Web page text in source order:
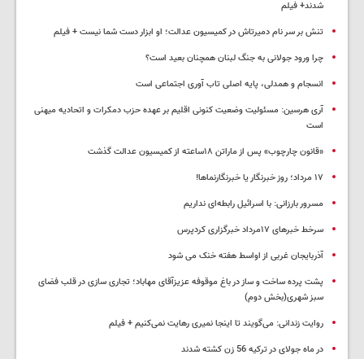
شدند+ فیلم
تنش بر سر نام دمیرتاش در کمیسیون عدالت؛ او ابزار دست شما نیست + فیلم
چرا ورود جولانی به جنگ لبنان همچنان بعید است؟
انسجام و همدلی، پایه اصلی تاب آوری اجتماعی است
آری هرسین: مسئولیت وضعیت کنونی اقلیم بر عهده حزب دمکرات و اتحادیه میهنی
است
«قانون چارچوب» پس از ماراتن ۱۸ساعته از کمیسیون عدالت گذشت
١٧ مرداد؛ روز خبرنگار یا خبرنگارنماها!
مسرور بارزانی: با اسرائیل رابطه‌ای نداریم
سرخط خبرهای ۱۷مرداد خبرگزاری کردپرس
آذربایجان غربی از اواسط هفته خنک می شود
پشت پرده ساخت و ساز در باغ موقوفه عزیزآقای مهاباد؛ تجاری سازی در قلب فضای
سبز شهری(بخش دوم)
روایت زندانی: می‌گویند تا اینجا نمیری رهایت نمی‌کنیم + فیلم
در ماه جولای در ترکیه 56 زن کشته شدند